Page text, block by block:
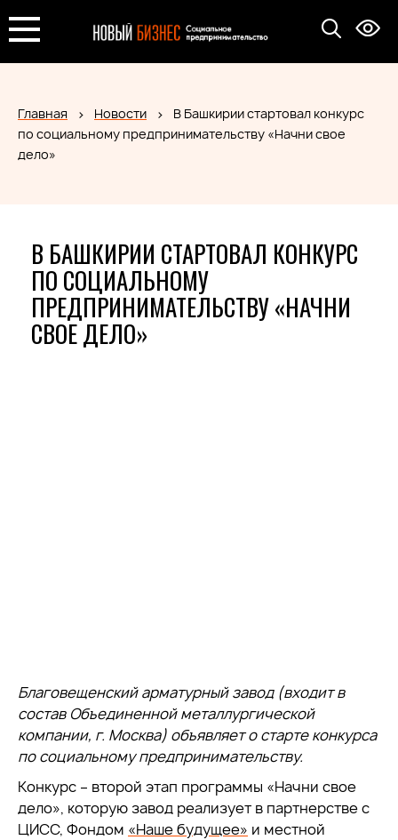
Главная Новости
В Башкирии стартовал конкурс
по социальному предпринимательству «Начни свое
дело»
В БАШКИРИИ СТАРТОВАЛ КОНКУРС
ПО СОЦИАЛЬНОМУ
ПРЕДПРИНИМАТЕЛЬСТВУ «НАЧНИ
СВОЕ ДЕЛО»
Благовещенский арматурный завод (входит в
состав Объединенной металлургической
компании, г. Москва) объявляет о старте конкурса
по социальному предпринимательству.
Конкурс – второй этап программы «Начни свое
дело», которую завод реализует в партнерстве с
ЦИСС, Фондом «Наше будущее» и местной